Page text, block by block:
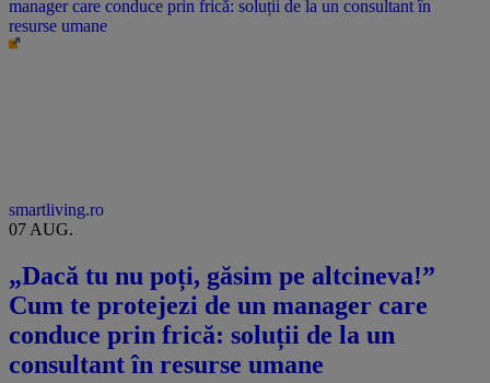
manager care conduce prin frică: soluții de la un consultant în
resurse umane
smartliving.ro
07 AUG.
„Dacă tu nu poți, găsim pe altcineva!”
Cum te protejezi de un manager care
conduce prin frică: soluții de la un
consultant în resurse umane